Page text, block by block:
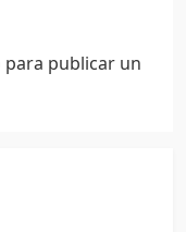
para publicar un